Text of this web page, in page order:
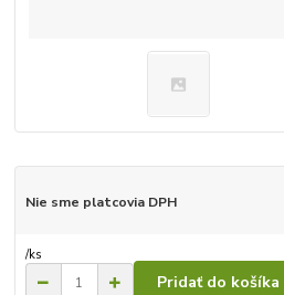
Nie sme platcovia DPH
/ks
Pridať do košíka